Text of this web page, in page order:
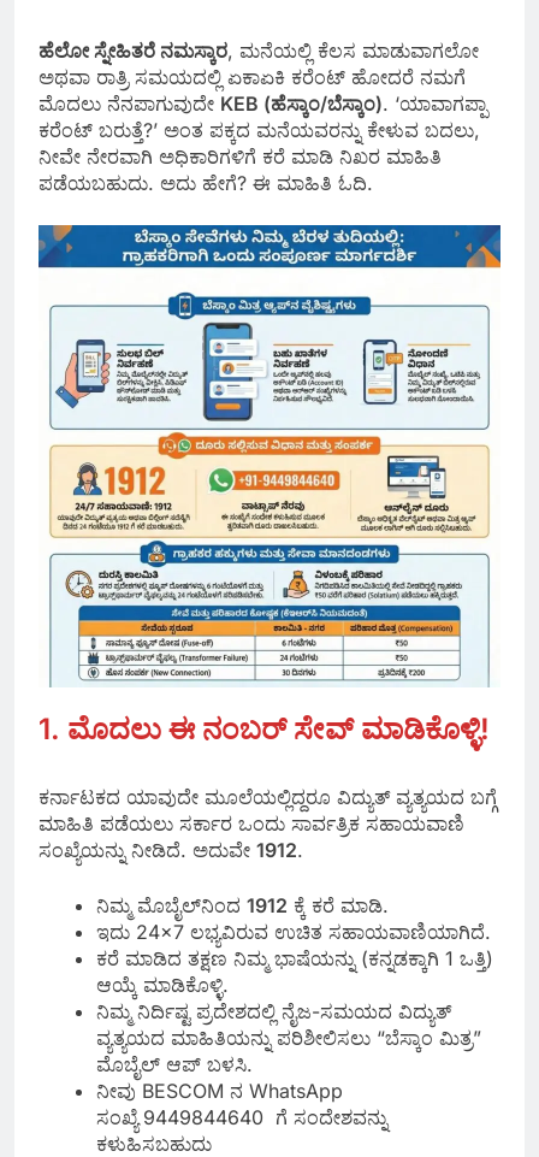
ಹೆಲೋ ಸ್ನೇಹಿತರೆ ನಮಸ್ಕಾರ, ಮನೆಯಲ್ಲಿ ಕೆಲಸ ಮಾಡುವಾಗಲೋ
ಅಥವಾ ರಾತ್ರಿ ಸಮಯದಲ್ಲಿ ಏಕಾಏಕಿ ಕರೆಂಟ್ ಹೋದರೆ ನಮಗೆ
ಮೊದಲು ನೆನಪಾಗುವುದೇ KEB (ಹೆಸ್ಕಾಂ/ಬೆಸ್ಕಾಂ). ‘ಯಾವಾಗಪ್ಪಾ
ಕರೆಂಟ್ ಬರುತ್ತೆ?’ ಅಂತ ಪಕ್ಕದ ಮನೆಯವರನ್ನು ಕೇಳುವ ಬದಲು,
ನೀವೇ ನೇರವಾಗಿ ಅಧಿಕಾರಿಗಳಿಗೆ ಕರೆ ಮಾಡಿ ನಿಖರ ಮಾಹಿತಿ
ಪಡೆಯಬಹುದು. ಅದು ಹೇಗೆ? ಈ ಮಾಹಿತಿ ಓದಿ.
1. ಮೊದಲು ಈ ನಂಬರ್ ಸೇವ್ ಮಾಡಿಕೊಳ್ಳಿ!
ಕರ್ನಾಟಕದ ಯಾವುದೇ ಮೂಲೆಯಲ್ಲಿದ್ದರೂ ವಿದ್ಯುತ್ ವ್ಯತ್ಯಯದ ಬಗ್ಗೆ
ಮಾಹಿತಿ ಪಡೆಯಲು ಸರ್ಕಾರ ಒಂದು ಸಾರ್ವತ್ರಿಕ ಸಹಾಯವಾಣಿ
ಸಂಖ್ಯೆಯನ್ನು ನೀಡಿದೆ. ಅದುವೇ 1912.
ನಿಮ್ಮ ಮೊಬೈಲ್‌ನಿಂದ 1912 ಕ್ಕೆ ಕರೆ ಮಾಡಿ.
ಇದು 24×7 ಲಭ್ಯವಿರುವ ಉಚಿತ ಸಹಾಯವಾಣಿಯಾಗಿದೆ.
ಕರೆ ಮಾಡಿದ ತಕ್ಷಣ ನಿಮ್ಮ ಭಾಷೆಯನ್ನು (ಕನ್ನಡಕ್ಕಾಗಿ 1 ಒತ್ತಿ)
ಆಯ್ಕೆ ಮಾಡಿಕೊಳ್ಳಿ.
ನಿಮ್ಮ ನಿರ್ದಿಷ್ಟ ಪ್ರದೇಶದಲ್ಲಿ ನೈಜ-ಸಮಯದ ವಿದ್ಯುತ್
ವ್ಯತ್ಯಯದ ಮಾಹಿತಿಯನ್ನು ಪರಿಶೀಲಿಸಲು “ಬೆಸ್ಕಾಂ ಮಿತ್ರ”
ಮೊಬೈಲ್ ಆಪ್ ಬಳಸಿ.
ನೀವು BESCOM ನ WhatsApp
ಸಂಖ್ಯೆ 9449844640 ಗೆ ಸಂದೇಶವನ್ನು
ಕಳುಹಿಸಬಹುದು